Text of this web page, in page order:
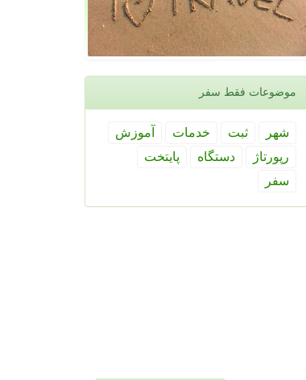
موضوعات فقط سفر
شهر ثبت خدمات
آموزش
رپورتاژ
دستگاه
پایتخت
سفر